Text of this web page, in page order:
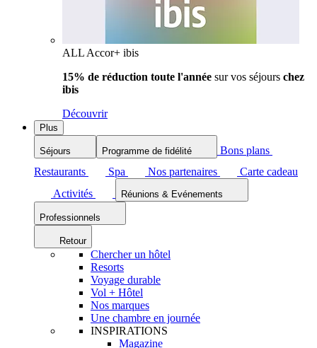
ALL Accor+ ibis
15% de réduction toute l'année sur vos séjours chez
ibis
Découvrir
Plus
Séjours Programme de fidélité
Bons plans
Restaurants
Spa Nos partenaires
Carte cadeau
Activités
Réunions & Evénements
Professionnels
Retour
Chercher un hôtel
Resorts
Voyage durable
Vol + Hôtel
Nos marques
Une chambre en journée
INSPIRATIONS
Magazine